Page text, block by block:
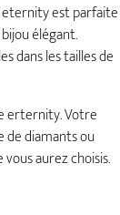
eternity est parfaite
élégant.
dans les tailles de
erternity. Votre
diamants ou
aurez choisis.